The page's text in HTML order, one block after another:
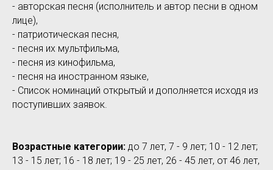
- авторская песня (исполнитель и автор песни в одном
лице),
- патриотическая песня,
- песня их мультфильма,
- песня из кинофильма,
- песня на иностранном языке,
- Список номинаций открытый и дополняется исходя из
поступивших заявок.
Возрастные категории: до 7 лет, 7 - 9 лет; 10 - 12 лет;
13 - 15 лет; 16 - 18 лет; 19 - 25 лет, 26 - 45 лет, от 46 лет,